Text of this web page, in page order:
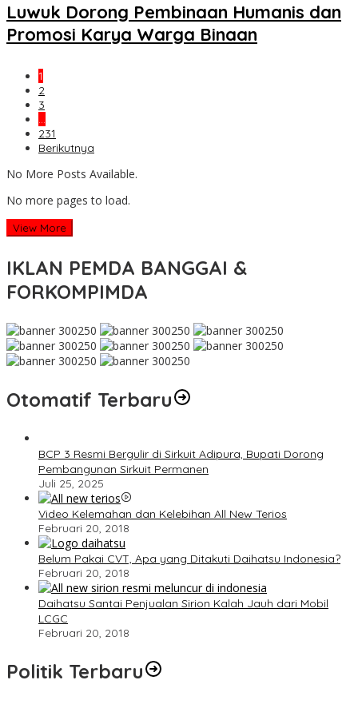
Luwuk Dorong Pembinaan Humanis dan
Promosi Karya Warga Binaan
1
2
3
…
231
Berikutnya
No More Posts Available.
No more pages to load.
View More
IKLAN PEMDA BANGGAI &
FORKOMPIMDA
Otomatif Terbaru
BCP 3 Resmi Bergulir di Sirkuit Adipura, Bupati Dorong
Pembangunan Sirkuit Permanen
Juli 25, 2025
Video Kelemahan dan Kelebihan All New Terios
Februari 20, 2018
Belum Pakai CVT, Apa yang Ditakuti Daihatsu Indonesia?
Februari 20, 2018
Daihatsu Santai Penjualan Sirion Kalah Jauh dari Mobil
LCGC
Februari 20, 2018
Politik Terbaru